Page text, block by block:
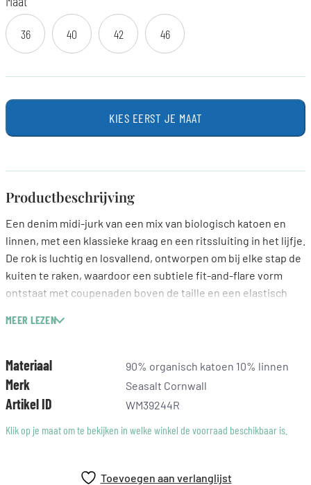
36 40 42 46
KIES EERST JE MAAT
Productbeschrijving
Een denim midi-jurk van een mix van biologisch katoen en
linnen, met een klassieke kraag en een ritssluiting in het lijfje.
De rok is luchtig en losvallend, ontworpen om bij elke stap de
kuiten te raken, waardoor een subtiele fit-and-flare vorm
ontstaat met coupenaden boven de taille en een elastisch
MEER LEZEN
Materiaal 90% organisch katoen 10% linnen
Merk Seasalt Cornwall
Artikel ID
WM39244R
Klik op je maat om te bekijken in welke winkel de voorraad beschikbaar is.
Toevoegen aan verlanglijst